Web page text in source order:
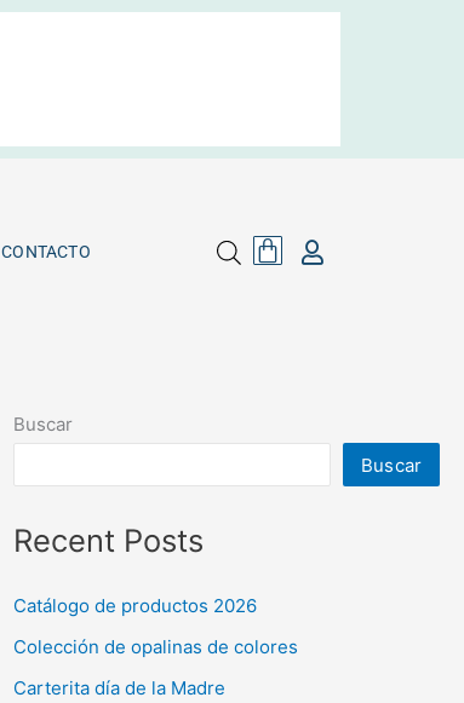
CONTACTO Cart
Buscar
Buscar
Recent Posts
Catálogo de productos 2026
Colección de opalinas de colores
Carterita día de la Madre